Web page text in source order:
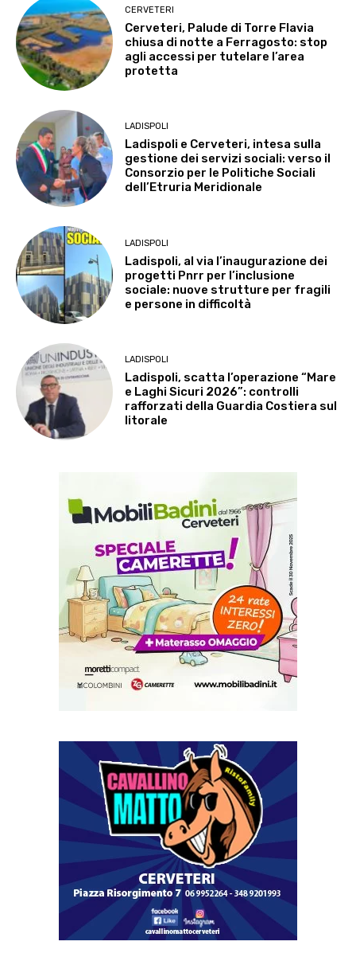
CERVETERI
Cerveteri, Palude di Torre Flavia
chiusa di notte a Ferragosto: stop
agli accessi per tutelare l’area
protetta
LADISPOLI
Ladispoli e Cerveteri, intesa sulla
gestione dei servizi sociali: verso il
Consorzio per le Politiche Sociali
dell’Etruria Meridionale
LADISPOLI
Ladispoli, al via l’inaugurazione dei
progetti Pnrr per l’inclusione
sociale: nuove strutture per fragili
e persone in difficoltà
LADISPOLI
Ladispoli, scatta l’operazione “Mare
e Laghi Sicuri 2026”: controlli
rafforzati della Guardia Costiera sul
litorale